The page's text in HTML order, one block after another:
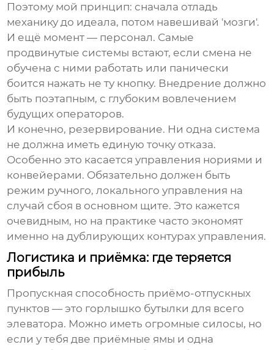
Поэтому мой принцип: сначала отладь
механику до идеала, потом навешивай 'мозги'.
И ещё момент — персонал. Самые
продвинутые системы встают, если смена не
обучена с ними работать или панически
боится нажать не ту кнопку. Внедрение должно
быть поэтапным, с глубоким вовлечением
будущих операторов.
И конечно, резервирование. Ни одна система
не должна иметь единую точку отказа.
Особенно это касается управления нориями и
конвейерами. Обязательно должен быть
режим ручного, локального управления на
случай сбоя в основном щите. Это кажется
очевидным, но на практике часто экономят
именно на дублирующих контурах управления.
Логистика и приёмка: где теряется
прибыль
Пропускная способность приёмо-отпускных
пунктов — это горлышко бутылки для всего
элеватора. Можно иметь огромные силосы, но
если у тебя две приёмные ямы и одна